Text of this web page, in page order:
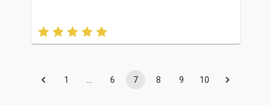
1 … 6 7 8 9 10